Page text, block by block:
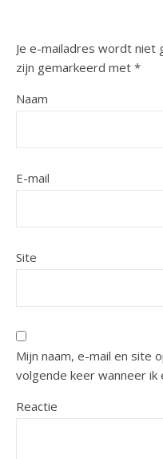
Je e-mailadres wordt niet
zijn gemarkeerd met *
Naam
E-mail
Site
Mijn naam, e-mail en site
volgende keer wanneer ik
Reactie